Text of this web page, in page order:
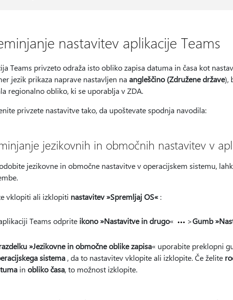
nastavitev aplikacije Teams
Teams privzeto odraža isto obliko zapisa datuma in časa kot
jezik prikaza naprave nastavljen na angleščino (Združene države),
regionalno obliko, ki se uporablja v ZDA.
privzete nastavitve tako, da upoštevate spodnja navodila:
jezikovnih in območnih nastavitev v
jezikovne in območne nastavitve v operacijskem sistemu,
vklopiti ali izklopiti nastavitev »Spremljaj OS«:
Teams odprite ikono »Nastavitve in drugo« >Gumb
»Jezikovne in območne oblike zapisa« uporabite preklopni
sistema , da to nastavitev vklopite ali izklopite. Če želite
in obliko časa, to možnost izklopite.